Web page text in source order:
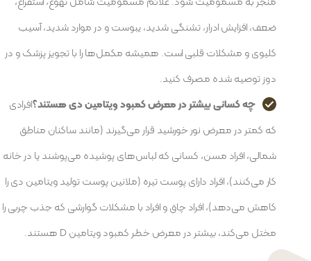
ضعف، افزایش ادرار، تشنگی شدید، یبوست و در موارد شدید، آسیب
کلیوی و مشکلات قلبی است. همیشه مکمل‌ها را با تجویز پزشک و در
دوز توصیه شده مصرف کنید.
چه کسانی بیشتر در معرض کمبود ویتامین دی هستند؟افرادی
که کمتر در معرض نور خورشید قرار می‌گیرند (مانند ساکنان مناطق
شمالی، افراد مسن، کسانی که لباس‌های پوشیده می‌پوشند یا در خانه
کار می‌کنند)، افراد دارای پوست تیره (ملانین پوست تولید ویتامین دی را
کاهش می‌دهد)، افراد چاق و افراد با مشکلات گوارشی که جذب چربی را
مختل می‌کند، بیشتر در معرض خطر کمبود ویتامین D هستند.